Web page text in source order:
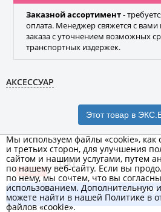
Заказной ассортимент-
оплата. Менеджер свяжется с
заказа с уточнением возможных
транспортных издержек.
АКСЕССУАР
Этот товар в
DKC
Бренд
В корзину
4 ₽
Мы используем файлы «cookie», как
и третьих сторон, для улучшения
сайтом и нашими услугами, путем
по нашему веб-сайту. Если вы
по нему, мы сочтем, что вы
использованием.
можете найти в нашей Политике в
файлов «cookie».